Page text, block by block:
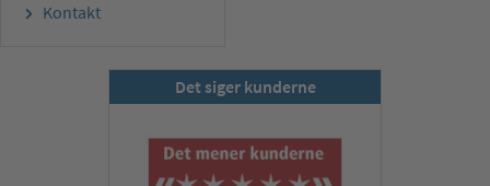
Kontakt
Det siger kunderne